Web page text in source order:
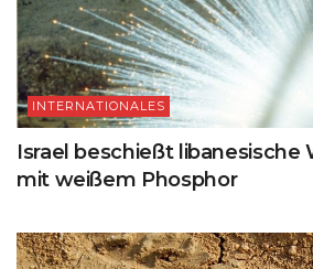
INTERNATIONALES
Israel beschießt libanesische
mit weißem Phosphor